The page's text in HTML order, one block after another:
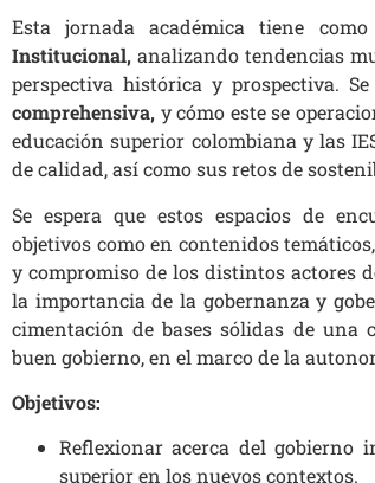
Esta jornada académica tiene
Institucional, analizando tendencias
perspectiva histórica y prospectiva.
comprehensiva, y cómo este se
educación superior colombiana y las
de calidad, así como sus retos de
Se espera que estos espacios de
objetivos como en contenidos
y compromiso de los distintos actores
la importancia de la gobernanza y
cimentación de bases sólidas de una
buen gobierno, en el marco de la
Objetivos:
Reflexionar acerca del gobierno
superior en los nuevos contextos.